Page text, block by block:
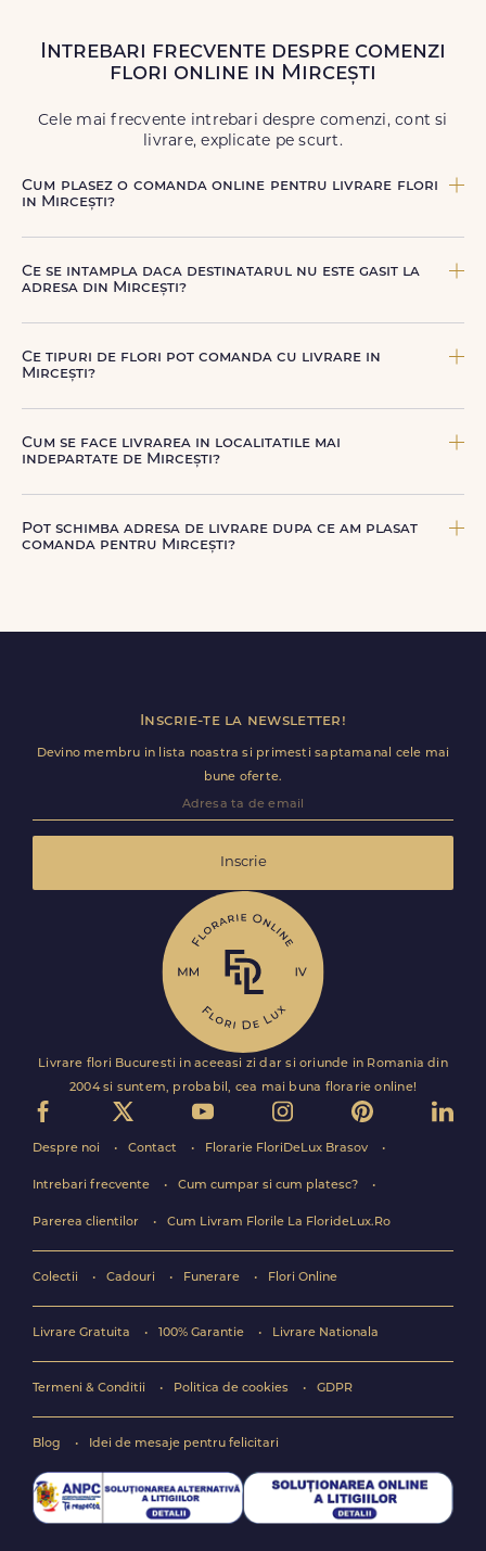
Livrăm buchete de florichiar și în weekend, pentru ca tu
să poți adresa un gest frumos atunci când ai nevoie.
Intrebari frecvente despre comenzi
flori online in Mircești
Cele mai frecvente intrebari despre comenzi, cont si
livrare, explicate pe scurt.
Cum plasez o comanda online pentru livrare flori
in Mircești?
produsul dorit, data si intervalul de livrare si adresa din
Mircești. sau poti plasa comanda telefonic, la nr. +40 722
Ce se intampla daca destinatarul nu este gasit la
adresa din Mircești?
numarul de telefon oferit. Daca nu poate preda comanda,
te contactam pentru o solutie rapida (reprogramare sau
Ce tipuri de flori pot comanda cu livrare in
Mircești?
aniversari, onomastici, sarbatori, evenimente speciale sau
gesturi spontane, toate create din flori naturale proaspete.
Cum se face livrarea in localitatile mai
indepartate de Mircești?
nostri dedicati sau ai optiunea de livrare la cutie, prin
firma de curierat, cu un cost mai avantajos si ambalare
Pot schimba adresa de livrare dupa ce am plasat
comanda pentru Mircești?
livrare pentru Mircești.
Inscrie-te la newsletter!
Devino membru in lista noastra si primesti saptamanal cele mai
bune oferte.
Inscrie
Livrare flori Bucuresti in aceeasi zi dar si oriunde in Romania din
2004 si suntem, probabil, cea mai buna florarie online!
Despre noi Contact Florarie FloriDeLux Brasov
Intrebari frecvente Cum cumpar si cum platesc?
Parerea clientilor Cum Livram Florile La FlorideLux.Ro
Colectii Cadouri Funerare Flori Online
Livrare Gratuita 100% Garantie Livrare Nationala
Termeni & Conditii Politica de cookies GDPR
Blog Idei de mesaje pentru felicitari